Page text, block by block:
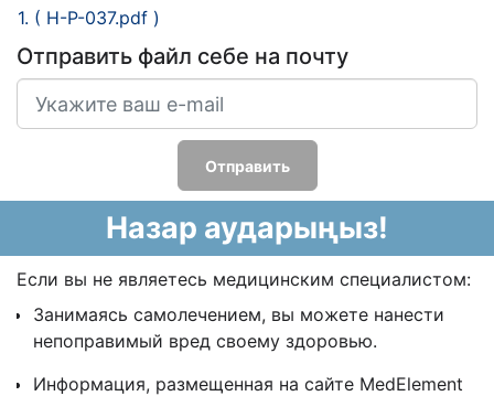
1. ( H-P-037.pdf )
Отправить файл себе на почту
Отправить
Назар аударыңыз!
Если вы не являетесь медицинским специалистом:
Занимаясь самолечением, вы можете нанести
непоправимый вред своему здоровью.
Информация, размещенная на сайте MedElement